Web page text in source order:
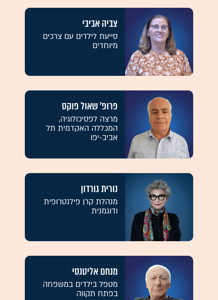
צביה אביבי
סייעת לילדים עם צרכים
מיוחדים
פרופ' שאול פוקס
מרצה לפסיכולוגיה,
המכללה האקדמית תל
אביב-יפו
נורית גורדון
מנהלת קרן פילנטרופית
ודוגמנית
מנחם אליטנסי
מטפל בילדים במשפחה
בפתח תקווה